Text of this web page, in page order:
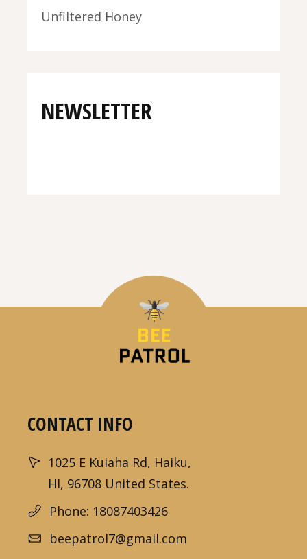
Unfiltered Honey
NEWSLETTER
CONTACT INFO
1025 E Kuiaha Rd, Haiku,
HI, 96708 United States.
Phone: 18087403426
beepatrol7@gmail.com